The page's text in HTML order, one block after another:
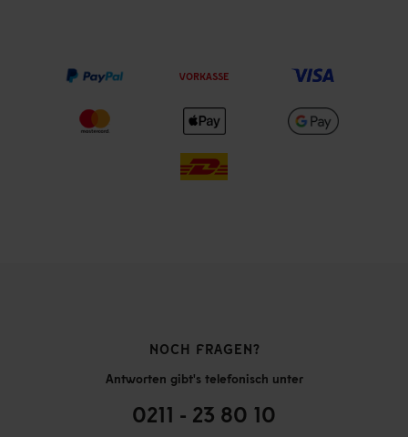
VORKASSE
NOCH FRAGEN?
Antworten gibt's telefonisch unter
0211 - 23 80 10